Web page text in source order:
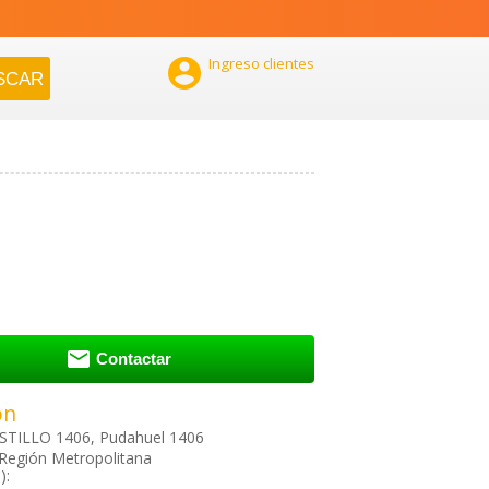
 Ingreso clientes
 Contactar
1406, Pudahuel 1406
Metropolitana